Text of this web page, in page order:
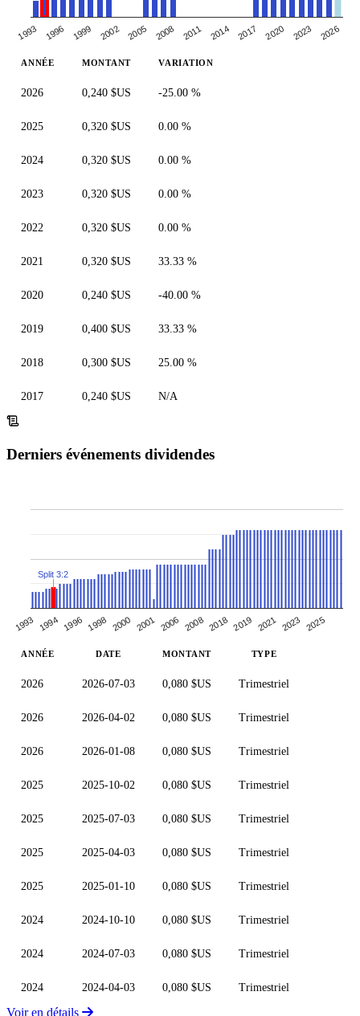
1993 1996 1999 2002 2005 2008 2011 2014 2017 2020 2023 2026
ANNÉE MONTANT VARIATION
2026 0,240 $US -25.00 %
2025 0,320 $US 0.00 %
2024 0,320 $US 0.00 %
2023 0,320 $US 0.00 %
2022 0,320 $US 0.00 %
2021 0,320 $US 33.33 %
2020 0,240 $US -40.00 %
2019 0,400 $US 33.33 %
2018 0,300 $US 25.00 %
2017 0,240 $US N/A
Derniers événements dividendes
1993 1994 1996 1998 2000 2001 2006 2008 2018 2019 2021 2023 2025
Split 3:2
ANNÉE DATE MONTANT TYPE
2026 2026-07-03 0,080 $US Trimestriel
2026 2026-04-02 0,080 $US Trimestriel
2026 2026-01-08 0,080 $US Trimestriel
2025 2025-10-02 0,080 $US Trimestriel
2025 2025-07-03 0,080 $US Trimestriel
2025 2025-04-03 0,080 $US Trimestriel
2025 2025-01-10 0,080 $US Trimestriel
2024 2024-10-10 0,080 $US Trimestriel
2024 2024-07-03 0,080 $US Trimestriel
2024 2024-04-03 0,080 $US Trimestriel
Voir en détails